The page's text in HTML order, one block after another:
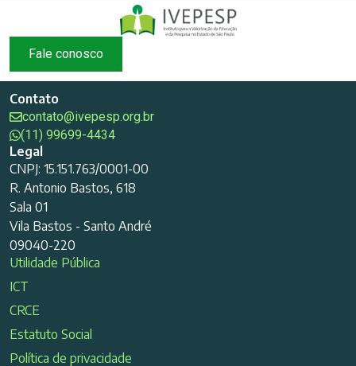
Fale conosco
Contato
contato@ivepesp.org.br
(11) 99699-4434
Legal
CNPJ: 15.151.763/0001-00
R. Antonio Bastos, 618
Sala 01
Vila Bastos - Santo André
09040-220
Utilidade Pública
ICT
CRCE
Estatuto Social
Política de privacidade